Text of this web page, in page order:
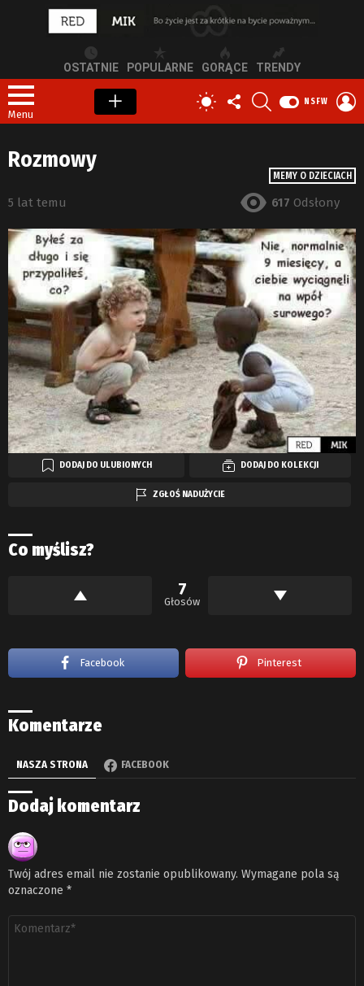
OSTATNIE POPULARNE GORĄCE TRENDY
Menu
PRZEŁĄCZ
SKÓRKĘ
OBSERWUJ
NAS
NSFW
MEMY O DZIECIACH
Rozmowy
5 lat temu 617 Odsłony
DODAJ DO ULUBIONYCH DODAJ DO KOLEKCJI
ZGŁOŚ NADUŻYCIE
Co myślisz?
7
Głosów
Facebook Pinterest
Komentarze
NASZA STRONA FACEBOOK
Dodaj komentarz
Twój adres email nie zostanie opublikowany. Wymagane pola są
oznaczone *
Komentarz